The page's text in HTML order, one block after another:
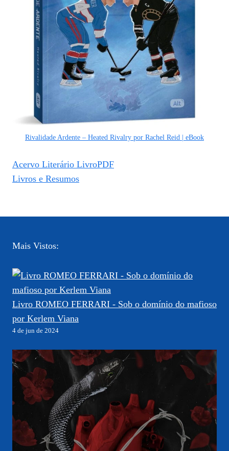
Rivalidade Ardente – Heated Rivalry por Rachel Reid | eBook
Acervo Literário LivroPDF
Livros e Resumos
Mais Vistos:
Livro ROMEO FERRARI - Sob o domínio do mafioso
por Kerlem Viana
4 de jun de 2024